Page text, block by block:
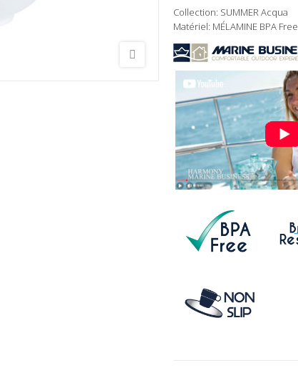
Collection: SUMMER Acqua
Matériel: MÉLAMINE BPA Free